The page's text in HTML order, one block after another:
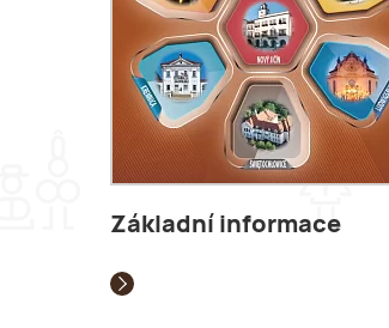
Základní informace